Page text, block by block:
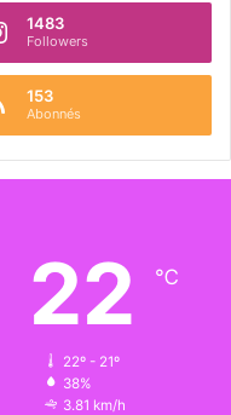
1483
Followers
153
Abonnés
22 ℃
22º - 21º
38%
3.81 km/h